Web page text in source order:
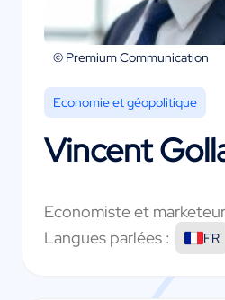
© Premium Communication
Economie et géopolitique
Vincent
Economiste et marketeur
Langues parlées :
FR